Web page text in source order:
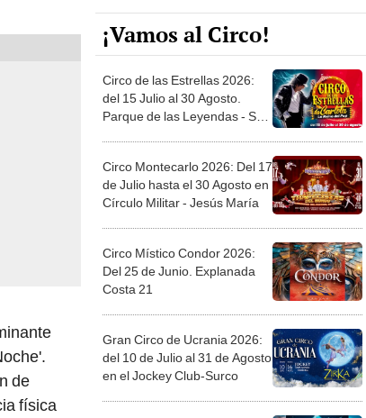
de
física
¡Vamos al Circo!
Circo de las Estrellas 2026:
del 15 Julio al 30 Agosto.
Parque de las Leyendas - San
Circo Montecarlo 2026: Del 17
de Julio hasta el 30 Agosto en
Círculo Militar - Jesús María
Circo Místico Condor 2026:
Del 25 de Junio. Explanada
Costa 21
Gran Circo de Ucrania 2026:
del 10 de Julio al 31 de Agosto
en el Jockey Club-Surco